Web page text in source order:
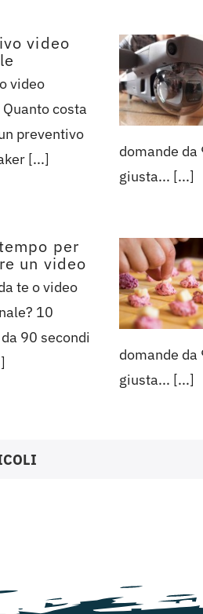
video
video
costa
preventivo
[...]
domande da
giusta... [...]
per
un video
te o video
10
90 secondi
domande da
giusta... [...]